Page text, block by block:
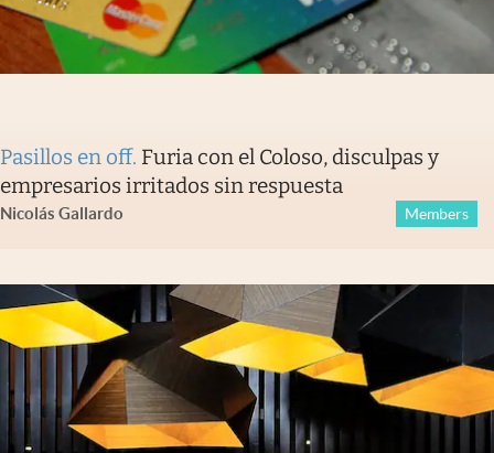
Pasillos en off. Furia con el Coloso, disculpas y
empresarios irritados sin respuesta
Nicolás Gallardo Members